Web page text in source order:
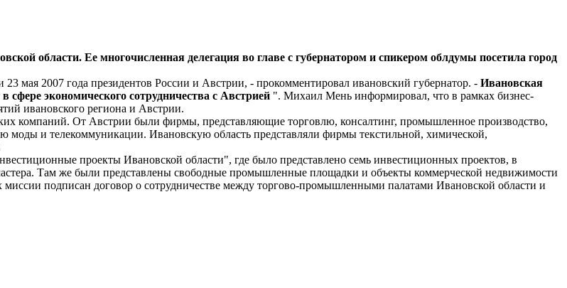
области. Ее многочисленная делегация во главе с губернатором и спикером облдумы посетила город
мая 2007 года президентов России и Австрии, - прокомментировал ивановский губернатор. - Ивановская
экономического сотрудничества с Австрией ". Михаил Мень информировал, что в рамках бизнес-
ивановского региона и Австрии.
компаний. От Австрии были фирмы, представляющие торговлю, консалтинг, промышленное производство,
моды и телекоммуникации. Ивановскую область представляли фирмы текстильной, химической,
проекты Ивановской области", где было представлено семь инвестиционных проектов, в
Там же были представлены свободные промышленные площадки и объекты коммерческой недвижимости
подписан договор о сотрудничестве между торгово-промышленными палатами Ивановской области и